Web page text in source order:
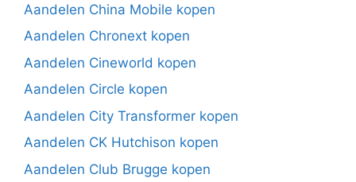
Aandelen China Mobile kopen
Aandelen Chronext kopen
Aandelen Cineworld kopen
Aandelen Circle kopen
Aandelen City Transformer kopen
Aandelen CK Hutchison kopen
Aandelen Club Brugge kopen